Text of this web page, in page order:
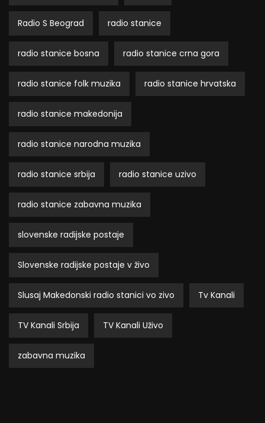
Radio S Beograd radio stanice
radio stanice bosna radio stanice crna gora
radio stanice folk muzika radio stanice hrvatska
radio stanice makedonija
radio stanice narodna muzika
radio stanice srbija radio stanice uzivo
radio stanice zabavna muzika
slovenske radijske postaje
Slovenske radijske postaje v živo
Slusaj Makedonski radio stanici vo zivo Tv Kanali
TV Kanali Srbija TV Kanali Uživo
zabavna muzika